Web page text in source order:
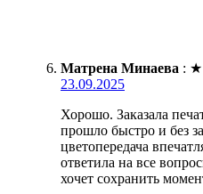
Матрена Минаева : ★
23.09.2025
Хорошо. Заказала
прошло быстро и без
цветопередача
ответила на все
хочет сохранить